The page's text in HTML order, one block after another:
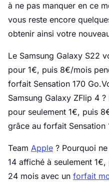
à ne pas manquer en ce
vous reste encore
obtenir ainsi votre
Le Samsung Galaxy S22
pour 1€, puis 8€/mois
forfait Sensation 170
Samsung Galaxy ZFlip 4
pour seulement 1€, puis
grâce au forfait Sensation
Team Apple ? Pourquoi
14 affiché à seulement
24 mois avec un forfait